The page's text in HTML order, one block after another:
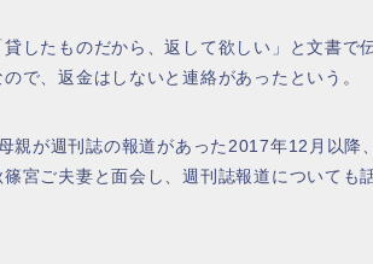
したものだから、返して欲しい」と文書で
で、返金はしないと連絡があったという。
親が週刊誌の報道があった2017年12月以降
宮ご夫妻と面会し、週刊誌報道についても